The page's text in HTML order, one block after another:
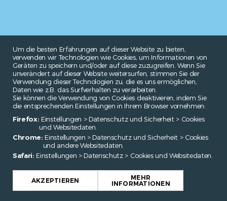
Um die besten Erfahrungen auf dieser Website zu bieten,
verwenden wir Technologien wie Cookies, um Informationen von
Geräten zu speichern und/oder auf diese zuzugreifen. Wenn Sie
unverändert auf dieser Website weitersurfen, stimmen Sie der
Verwendung dieser Technologien zu, die es uns ermöglichen,
Daten wie z.B. das Surfverhalten zu verarbeiten.
Sie können die Verwendung von Cookies deaktivieren, indem Sie
die entsprechenden Einstellungen in Ihrem Browser vornehmen:
Firefox: Einstellungen > Datenschutz und Sicherheit > Cookies
und Websitedaten.
Chrome: Einstellungen > Datenschutz und Sicherheit > Cookies
und andere Websitedaten.
Safari: Einstellungen > Datenschutz > Cookies und Websitedaten.
AKZEPTIEREN MEHR
INFORMATIONEN